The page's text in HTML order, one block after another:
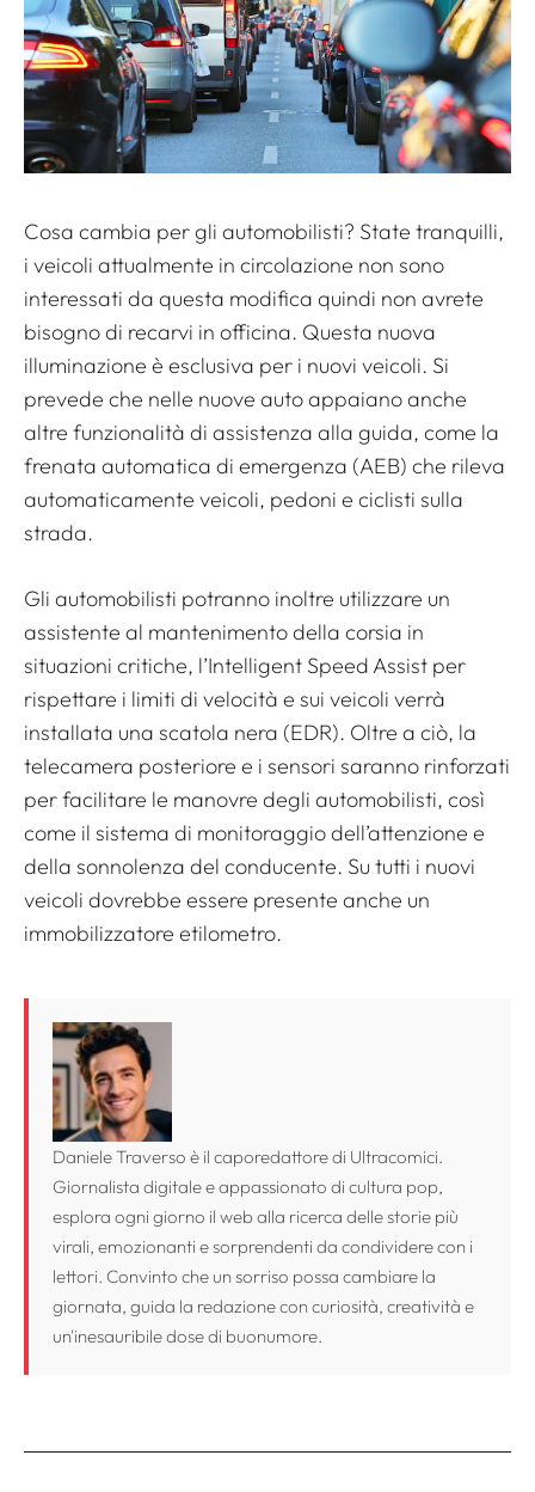
Cosa cambia per gli automobilisti? State tranquilli,
i veicoli attualmente in circolazione non sono
interessati da questa modifica quindi non avrete
bisogno di recarvi in ​​officina. Questa nuova
illuminazione è esclusiva per i nuovi veicoli. Si
prevede che nelle nuove auto appaiano anche
altre funzionalità di assistenza alla guida, come la
frenata automatica di emergenza (AEB) che rileva
automaticamente veicoli, pedoni e ciclisti sulla
strada.
Gli automobilisti potranno inoltre utilizzare un
assistente al mantenimento della corsia in
situazioni critiche, l’Intelligent Speed ​​Assist per
rispettare i limiti di velocità e sui veicoli verrà
installata una scatola nera (EDR). Oltre a ciò, la
telecamera posteriore e i sensori saranno rinforzati
per facilitare le manovre degli automobilisti, così
come il sistema di monitoraggio dell’attenzione e
della sonnolenza del conducente. Su tutti i nuovi
veicoli dovrebbe essere presente anche un
immobilizzatore etilometro.
Daniele Traverso è il caporedattore di Ultracomici.
Giornalista digitale e appassionato di cultura pop,
esplora ogni giorno il web alla ricerca delle storie più
virali, emozionanti e sorprendenti da condividere con i
lettori. Convinto che un sorriso possa cambiare la
giornata, guida la redazione con curiosità, creatività e
un'inesauribile dose di buonumore.